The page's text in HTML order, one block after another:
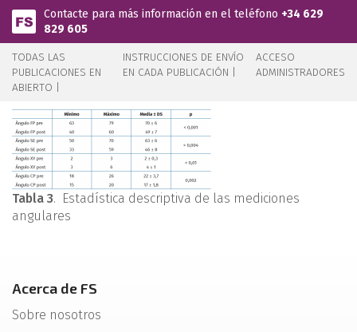
Pasar al contenido principal
Contacte para más información en el teléfono +34 629
829 605
TODAS LAS
PUBLICACIONES EN
ABIERTO |
INSTRUCCIONES DE ENVÍO
EN CADA PUBLICACIÓN |
ACCESO
ADMINISTRADORES
Tabla 3. Estadística descriptiva de las mediciones
angulares
Acerca de FS
Sobre nosotros